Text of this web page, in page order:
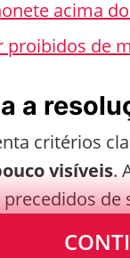
acima
proibidos de
a
critérios
visíveis.
a